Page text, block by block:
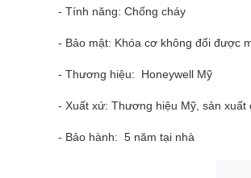
- Tính năng: Chống cháy
- Bảo mật: Khóa cơ không đổi được
- Thương hiệu: Honeywell Mỹ
- Xuất xứ: Thương hiệu Mỹ, sản xuất
- Bảo hành: 5 năm tại nhà